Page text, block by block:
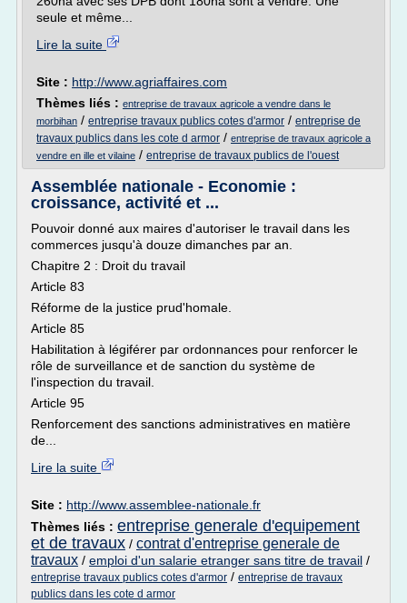
seule et même...
Lire la suite
Site : http://www.agriaffaires.com
Thèmes liés : entreprise de travaux agricole a vendre dans le
morbihan / entreprise travaux publics cotes d'armor / entreprise de
travaux publics dans les cote d armor / entreprise de travaux agricole a
vendre en ille et vilaine / entreprise de travaux publics de l'ouest
Assemblée nationale - Economie :
croissance, activité et ...
Pouvoir donné aux maires d'autoriser le travail dans les
commerces jusqu'à douze dimanches par an.
Chapitre 2 : Droit du travail
Article 83
Réforme de la justice prud'homale.
Article 85
Habilitation à légiférer par ordonnances pour renforcer le
rôle de surveillance et de sanction du système de
l'inspection du travail.
Article 95
Renforcement des sanctions administratives en matière
de...
Lire la suite
Site : http://www.assemblee-nationale.fr
Thèmes liés : entreprise generale d'equipement
et de travaux / contrat d'entreprise generale de
travaux / emploi d'un salarie etranger sans titre de travail /
entreprise travaux publics cotes d'armor / entreprise de travaux
publics dans les cote d armor